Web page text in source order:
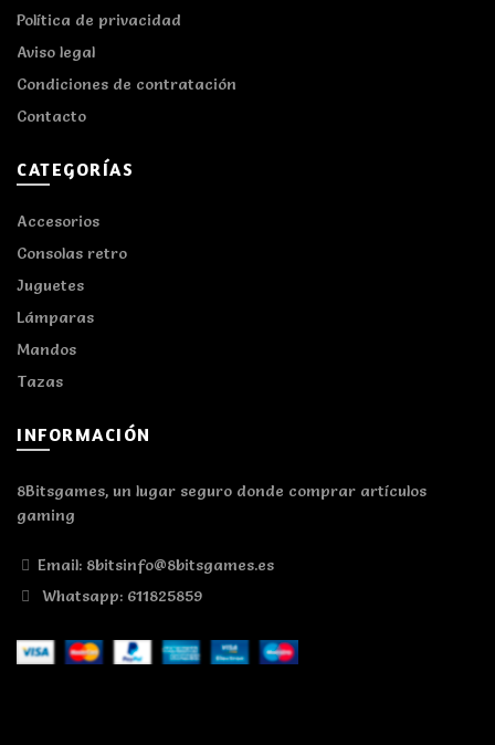
Política de privacidad
Aviso legal
Condiciones de contratación
Contacto
CATEGORÍAS
Accesorios
Consolas retro
Juguetes
Lámparas
Mandos
Tazas
INFORMACIÓN
8Bitsgames, un lugar seguro donde comprar artículos
gaming
Email: 8bitsinfo@8bitsgames.es
Whatsapp: 611825859